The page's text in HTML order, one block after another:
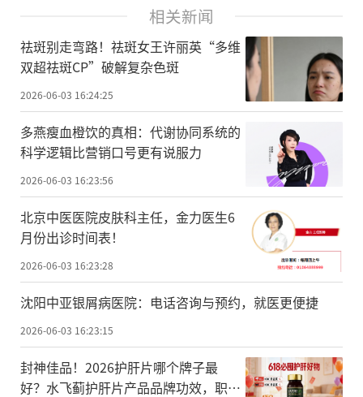
相关新闻
祛斑别走弯路！祛斑女王许丽英“多维
双超祛斑CP”破解复杂色斑
2026-06-03 16:24:25
多燕瘦血橙饮的真相：代谢协同系统的
科学逻辑比营销口号更有说服力
2026-06-03 16:23:56
北京中医医院皮肤科主任，金力医生6
月份出诊时间表！
2026-06-03 16:23:28
沈阳中亚银屑病医院：电话咨询与预约，就医更便捷
2026-06-03 16:23:15
封神佳品！2026护肝片哪个牌子最
好？水飞蓟护肝片产品品牌功效，职场